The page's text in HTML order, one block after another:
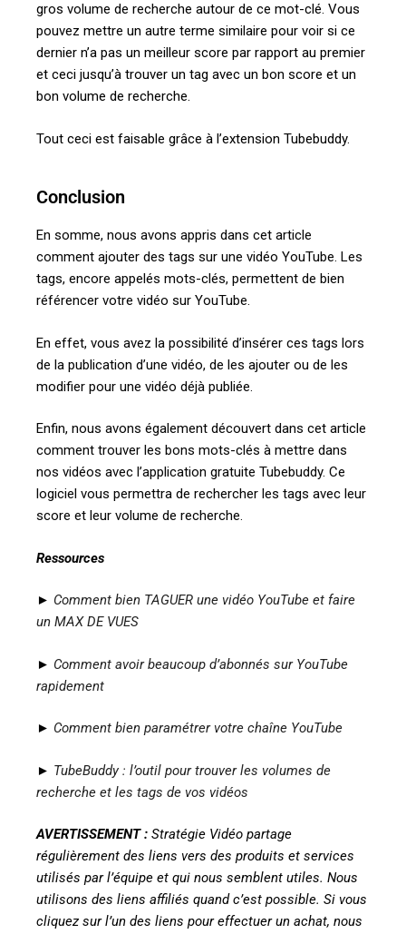
gros volume de recherche autour de ce mot-clé. Vous
pouvez mettre un autre terme similaire pour voir si ce
dernier n’a pas un meilleur score par rapport au premier
et ceci jusqu’à trouver un tag avec un bon score et un
bon volume de recherche.
Tout ceci est faisable grâce à l’extension Tubebuddy.
Conclusion
En somme, nous avons appris dans cet article
comment ajouter des tags sur une vidéo YouTube. Les
tags, encore appelés mots-clés, permettent de bien
référencer votre vidéo sur YouTube.
En effet, vous avez la possibilité d’insérer ces tags lors
de la publication d’une vidéo, de les ajouter ou de les
modifier pour une vidéo déjà publiée.
Enfin, nous avons également découvert dans cet article
comment trouver les bons mots-clés à mettre dans
nos vidéos avec l’application gratuite Tubebuddy. Ce
logiciel vous permettra de rechercher les tags avec leur
score et leur volume de recherche.
Ressources
► Comment bien TAGUER une vidéo YouTube et faire
un MAX DE VUES
► Comment avoir beaucoup d’abonnés sur YouTube
rapidement
► Comment bien paramétrer votre chaîne YouTube
► TubeBuddy : l’outil pour trouver les volumes de
recherche et les tags de vos vidéos
AVERTISSEMENT : Stratégie Vidéo partage
régulièrement des liens vers des produits et services
utilisés par l’équipe et qui nous semblent utiles. Nous
utilisons des liens affiliés quand c’est possible. Si vous
cliquez sur l’un des liens pour effectuer un achat, nous